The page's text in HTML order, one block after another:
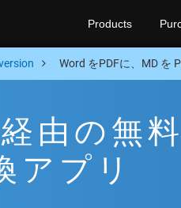
Products
Word をPDFに、MD を
由の無
プリ